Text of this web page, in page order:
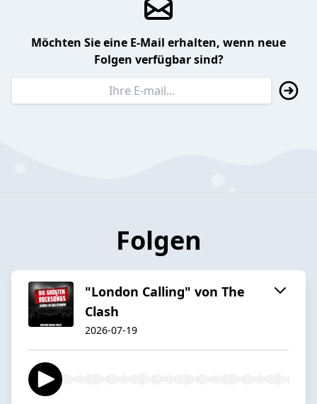
Möchten Sie eine E-Mail erhalten, wenn neue
Folgen verfügbar sind?
Folgen
"London Calling" von The
Clash
2026-07-19